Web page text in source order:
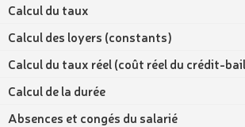
Calcul du taux
Calcul des loyers (constants)
Calcul du taux réel (coût réel du crédit-
Calcul de la durée
Absences et congés du salarié